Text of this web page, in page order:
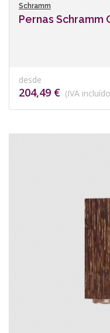
Schramm
Pernas Schramm
desde
204,49 € (IVA